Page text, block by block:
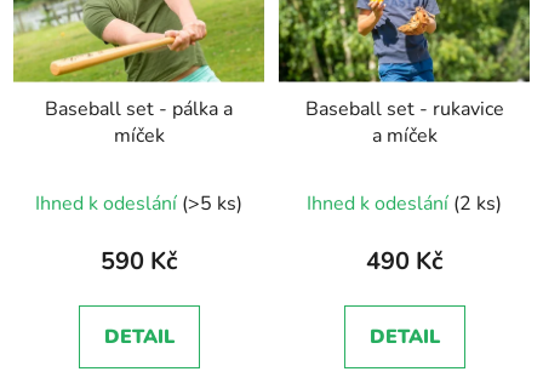
s
p
r
Baseball set - pálka a
míček
Ihned k odeslání (>5 ks)
590 Kč
DETAIL
Baseball set - rukavice
a míček
Ihned k odeslání (2 ks)
490 Kč
DETAIL